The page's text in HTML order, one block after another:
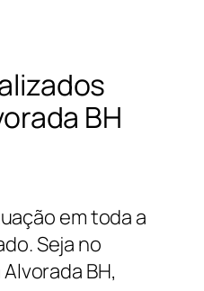
BH
em toda a
Seja no
BH,